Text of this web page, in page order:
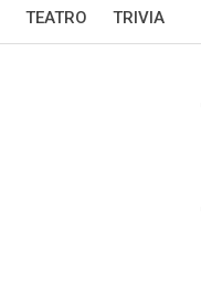
TEATRO TRIVIA